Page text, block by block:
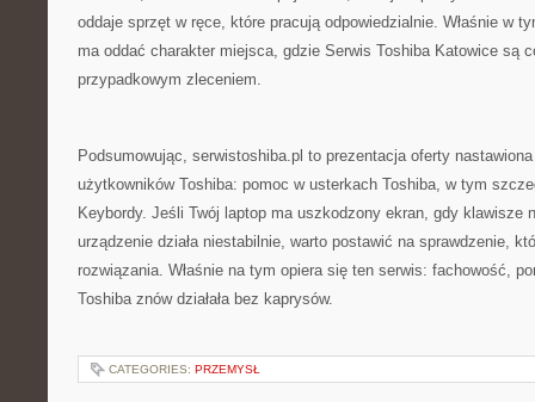
oddaje sprzęt w ręce, które pracują odpowiedzialnie. Właśnie w
ma oddać charakter miejsca, gdzie Serwis Toshiba Katowice są
przypadkowym zleceniem.
Podsumowując, serwistoshiba.pl to prezentacja oferty
użytkowników Toshiba: pomoc w usterkach Toshiba, w tym
Keybordy. Jeśli Twój laptop ma uszkodzony ekran, gdy klawisze
urządzenie działa niestabilnie, warto postawić na sprawdzenie,
rozwiązania. Właśnie na tym opiera się ten serwis: fachowość,
Toshiba znów działała bez kaprysów.
CATEGORIES: PRZEMYSŁ